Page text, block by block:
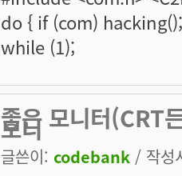
do { if (com)
while (1);
좋은 모니터(CRT
모니
글쓴이: codebank / 작성